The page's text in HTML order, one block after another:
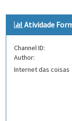
Atividade
Channel ID:
Author:
Internet das coisas